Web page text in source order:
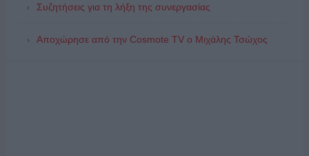
Συζητήσεις για τη λήξη της συνεργασίας
Αποχώρησε από την Cosmote TV o Μιχάλης Τσώχος